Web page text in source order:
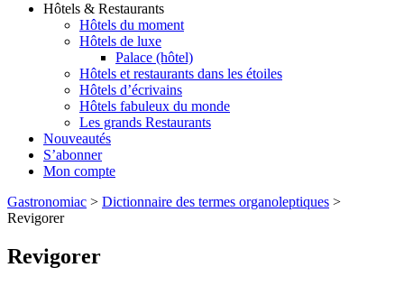
Hôtels & Restaurants
Hôtels du moment
Hôtels de luxe
Palace (hôtel)
Hôtels et restaurants dans les étoiles
Hôtels d’écrivains
Hôtels fabuleux du monde
Les grands Restaurants
Nouveautés
S’abonner
Mon compte
Gastronomiac > Dictionnaire des termes organoleptiques >
Revigorer
Revigorer